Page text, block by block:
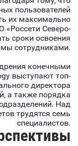
пользователей
их максимально
«Россети Северо-
сроки освоения
сотрудниками.
конечными
выступают топ-
директора
а также порядка
Над
трудятся семь
специалистов.